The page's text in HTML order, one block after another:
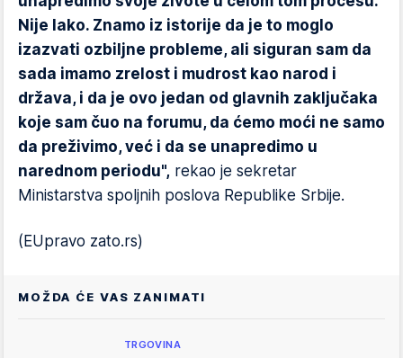
Nije lako. Znamo iz istorije da je to moglo
izazvati ozbiljne probleme, ali siguran sam da
sada imamo zrelost i mudrost kao narod i
država, i da je ovo jedan od glavnih zaključaka
koje sam čuo na forumu, da ćemo moći ne samo
da preživimo, već i da se unapredimo u
narednom periodu", rekao je sekretar
Ministarstva spoljnih poslova Republike Srbije.
(EUpravo zato.rs)
MOŽDA ĆE VAS ZANIMATI
TRGOVINA